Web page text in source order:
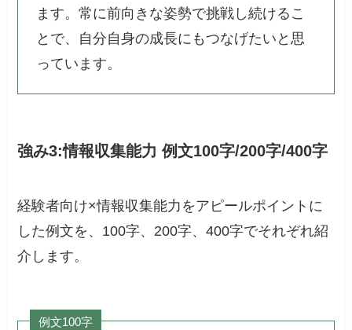
ます。常に前向きな姿勢で挑戦し続けるこ
とで、自分自身の成長にもつなげたいと思
っています。
強み3:情報収集能力 例文100字/200字/400字
経験者向け×情報収集能力をアピールポイントに
した例文を、100字、200字、400字でそれぞれ紹
介します。
例文100字